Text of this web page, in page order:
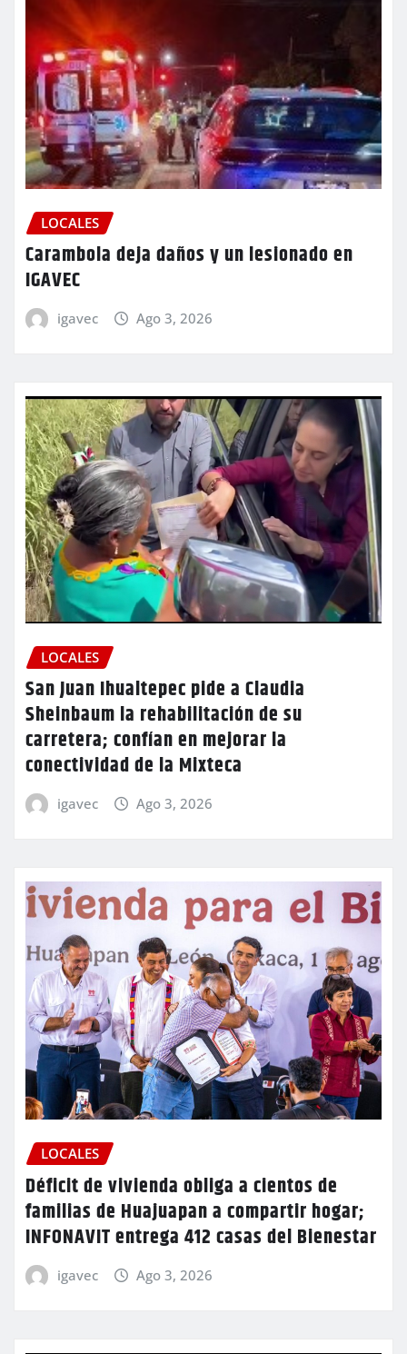
LOCALES
Carambola deja daños y un lesionado en
IGAVEC
igavec Ago 3, 2026
LOCALES
San Juan Ihualtepec pide a Claudia
Sheinbaum la rehabilitación de su
carretera; confían en mejorar la
conectividad de la Mixteca
igavec Ago 3, 2026
LOCALES
Déficit de vivienda obliga a cientos de
familias de Huajuapan a compartir hogar;
INFONAVIT entrega 412 casas del Bienestar
igavec Ago 3, 2026